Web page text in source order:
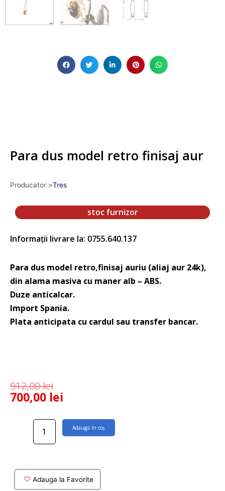
Para dus model retro finisaj aur
Producator >Tres
stoc furnizor
Informații livrare la: 0755.640.137
Para dus model retro,finisaj auriu (aliaj aur 24k),
din alama masiva cu maner alb – ABS.
Duze anticalcar.
Import Spania.
Plata anticipata cu cardul sau transfer bancar.
912,00lei
700,00 lei
Cantitate
finisaj
aur
Adaugă în coș
Adauga la Favorite